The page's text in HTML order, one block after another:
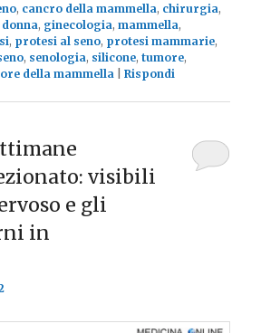
, cancro della mammella, chirurgia,
donna, ginecologia,mammella,
, protesi al seno, protesi mammarie,
, senologia, silicone,tumore,
della mammella |Rispondi
visibili
e gli
in